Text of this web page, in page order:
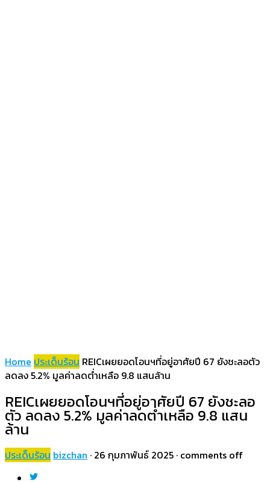
Home ประเด็นร้อน REICเผยยอดโอนฯที่อยู่อาศัยปี 67 ยังชะลอตัว
ลดลง 5.2% มูลค่าลดต่ำเหลือ 9.8 แสนล้าน
REICเผยยอดโอนฯที่อยู่อาศัยปี 67 ยังชะลอ
ตัว ลดลง 5.2% มูลค่าลดต่ำเหลือ 9.8 แสน
ล้าน
ประเด็นร้อน bizchan · 26 กุมภาพันธ์ 2025 · comments off